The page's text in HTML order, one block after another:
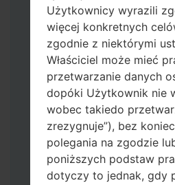
przycisk zwiększania
Bixby.
Naciśnij i
zwiększania i
następnie podłącz
Naciśnij i
przycisk zmniejszania
strony domowej.
Podłącz kabel USB, a
przytrzymaj
zmniejszania głośności.
Użytkownicy wyrazili
więcej konkretnych
zgodnie z niektórymi
Właściciel może mieć
przetwarzanie danych
dopóki Użytkownik nie
wobec takiedo
zrezygnuje”), bez
polegania na zgodzie
poniższych podstaw
dotyczy to jednak, gdy